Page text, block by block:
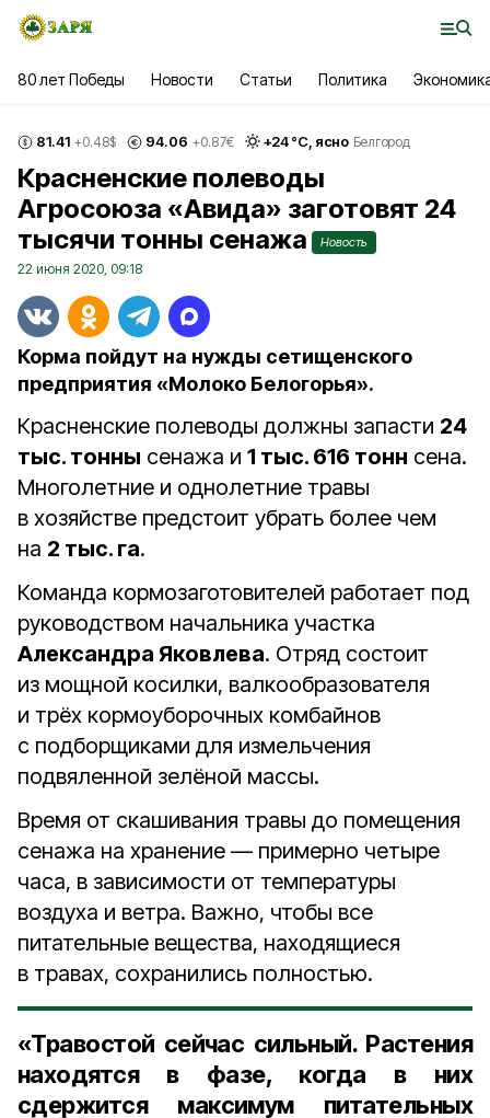
80 лет Победы Новости Статьи Политика
81.41 +0.48$ 94.06 +0.87€ +24°С, ясно Белгород
Красненские полеводы
Агросоюза «Авида» заготовят 24
тысячи тонны сенажа
Новость
22 июня 2020, 09:18
Корма пойдут на нужды сетищенского
предприятия «Молоко Белогорья».
Красненские полеводы должны запасти 24
тыс. тонны сенажа и 1 тыс. 616 тонн сена.
Многолетние и однолетние травы
в хозяйстве предстоит убрать более чем
на 2 тыс. га.
Команда кормозаготовителей работает под
руководством начальника участка
Александра Яковлева. Отряд состоит
из мощной косилки, валкообразователя
и трёх кормоуборочных комбайнов
с подборщиками для измельчения
подвяленной зелёной массы.
Время от скашивания травы до помещения
сенажа на хранение — примерно четыре
часа, в зависимости от температуры
воздуха и ветра. Важно, чтобы все
питательные вещества, находящиеся
в травах, сохранились полностью.
«Травостой сейчас сильный. Растения
находятся в фазе, когда в них
сдержится максимум питательных